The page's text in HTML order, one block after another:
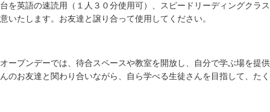
台を英語の速読用（１人３０分使用可）、スピードリーディングクラ
意いたします。お友達と譲り合って使用してください。
オープンデーでは、待合スペースや教室を開放し、自分で学ぶ場を提
んのお友達と関わり合いながら、自ら学べる生徒さんを目指して、た